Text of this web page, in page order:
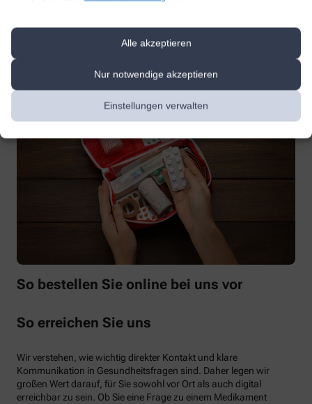
Alle akzeptieren
Nur notwendige akzeptieren
Einstellungen verwalten
physisch und digital, bleiben wir Ihr verlässlicher Partner in allen
So bestellen Sie online bei uns vor
So erreichen Sie uns
Wir verstehen, wie wichtig direkter Kontakt und klare
Kommunikation in Gesundheitsfragen sind. Daher legen wir
großen Wert darauf, für Sie sowohl vor Ort als auch digital
erreichbar zu sein. Ob Sie eine Frage zu einem Medikament